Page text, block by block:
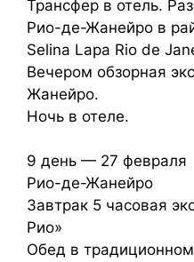
Трансфер в отель.
Рио-де-Жанейро в
Selina Lapa Rio de
Вечером обзорная
Жанейро.
Ночь в отеле.
9 день — 27 февраля
Рио-де-Жанейро
Завтрак 5 часовая
Рио»
Обед в